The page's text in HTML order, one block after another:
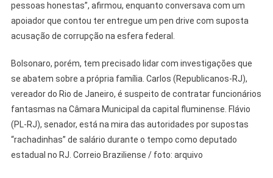
pessoas honestas”, afirmou, enquanto conversava com um
apoiador que contou ter entregue um pen drive com suposta
acusação de corrupção na esfera federal.
Bolsonaro, porém, tem precisado lidar com investigações que
se abatem sobre a própria família. Carlos (Republicanos-RJ),
vereador do Rio de Janeiro, é suspeito de contratar funcionários
fantasmas na Câmara Municipal da capital fluminense. Flávio
(PL-RJ), senador, está na mira das autoridades por supostas
“rachadinhas” de salário durante o tempo como deputado
estadual no RJ. Correio Braziliense / foto: arquivo